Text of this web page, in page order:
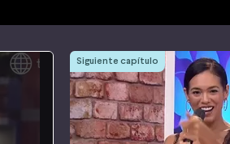
Siguiente capítulo